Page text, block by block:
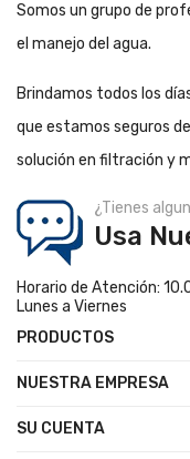
Somos un grupo de
el manejo del agua.
Brindamos todos los
que estamos seguros
solución en filtración y
¿Tienes
Usa
Horario de Atención:
Lunes a Viernes
PRODUCTOS
NUESTRA EMPRESA
SU CUENTA